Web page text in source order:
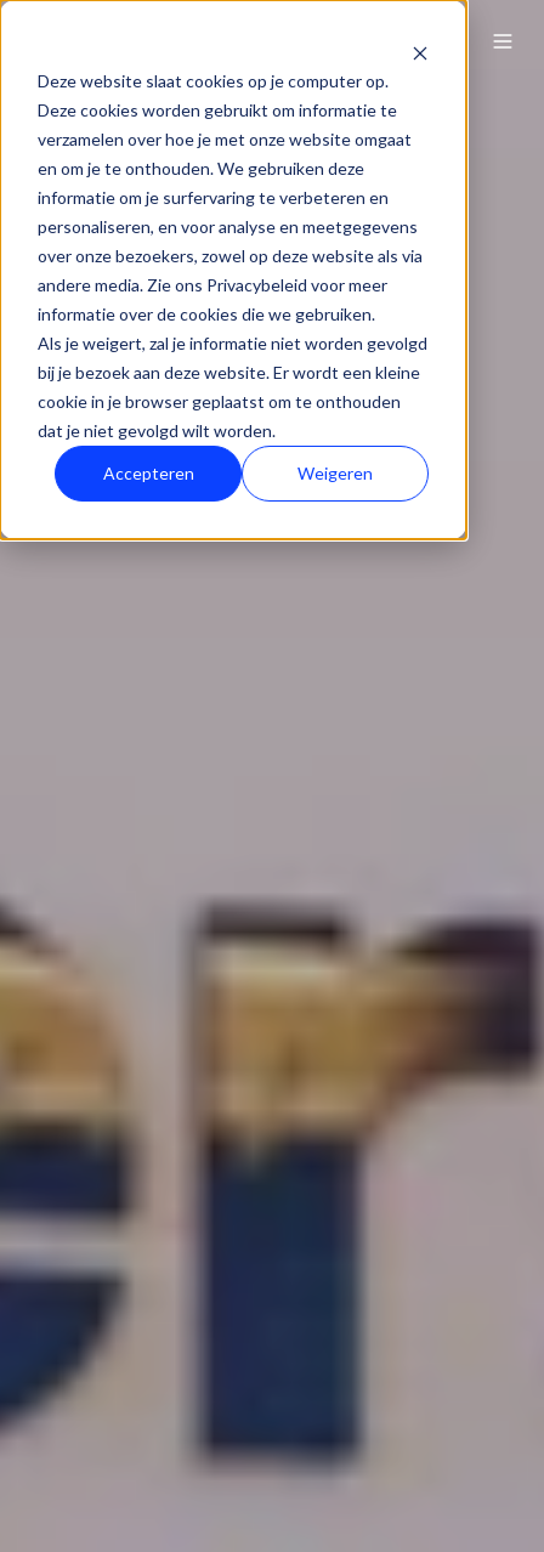
Deze website slaat cookies op je computer op.
Deze cookies worden gebruikt om informatie te
verzamelen over hoe je met onze website omgaat
en om je te onthouden. We gebruiken deze
informatie om je surfervaring te verbeteren en
personaliseren, en voor analyse en meetgegevens
over onze bezoekers, zowel op deze website als via
andere media. Zie ons Privacybeleid voor meer
informatie over de cookies die we gebruiken.
Als je weigert, zal je informatie niet worden gevolgd
bij je bezoek aan deze website. Er wordt een kleine
cookie in je browser geplaatst om te onthouden
dat je niet gevolgd wilt worden.
Accepteren Weigeren